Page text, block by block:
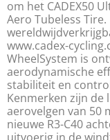
om het CADEX50
Aero Tubeless
www.cadex-
WheelSystem is
aerodynamische
stabiliteit en
Kenmerken zijn
aerovelgen van 50
nieuwe R3-C40